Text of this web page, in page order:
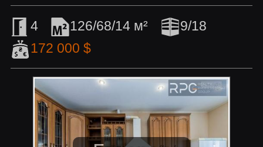
4 126/68/14 м²
9/18
172 000 $